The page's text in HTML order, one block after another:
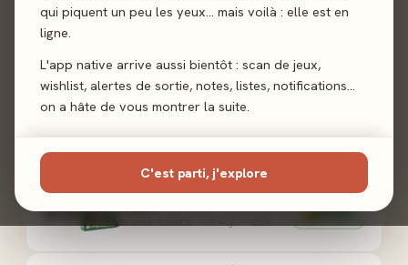
qui piquent un peu les yeux… mais voilà : elle est en
ligne.
L'app native arrive aussi bientôt : scan de jeux,
wishlist, alertes de sortie, notes, listes, notifications…
on a hâte de vous montrer la suite.
C'est parti, j'explore
#8
KYF edition · 1+ j · 2026
Sylex · 1-4 j · 2026
#10 100